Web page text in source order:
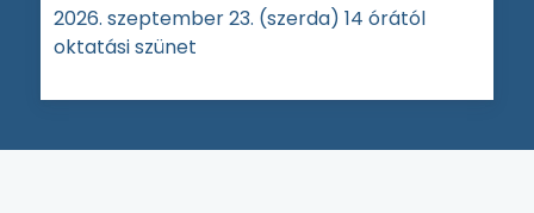
2026. szeptember 23. (szerda) 14 órától
oktatási szünet